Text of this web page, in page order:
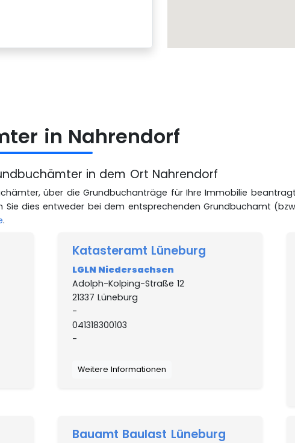
in Nahrendorf
in dem Ort Nahrendorf
über die Grundbuchanträge für Ihre Immobilie
Sie dies entweder bei dem entsprechenden Grundbuchamt
.
Katasteramt Lüneburg
LGLN Niedersachsen
Adolph-Kolping-Straße 12
21337 Lüneburg
-
041318300103
-
Weitere Informationen
Bauamt Baulast Lüneburg